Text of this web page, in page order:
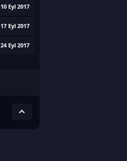
10 Eyl 2017
17 Eyl 2017
24 Eyl 2017